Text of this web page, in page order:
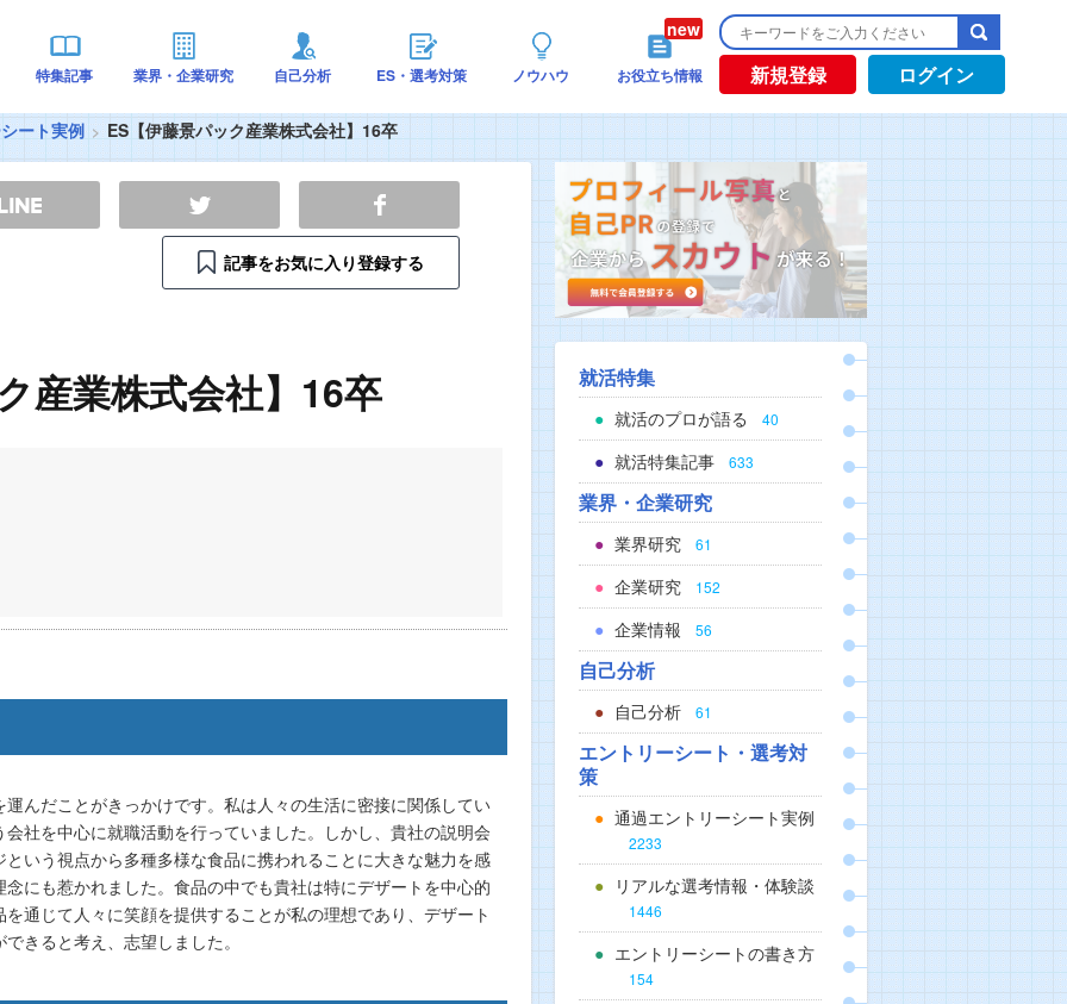
特集記事 業界・企業研究 自己分析 ES・選考対策 ノウハウ お役立ち情報 新規登録 ログイン
ート実例 ES【伊藤景パック産業株式会社】16卒
記事をお気に入り登録する
産業株式会社】16卒
んだことがきっかけです。私は人々の生活に密接に関係してい
社を中心に就職活動を行っていました。しかし、貴社の説明会
いう視点から多種多様な食品に携われることに大きな魅力を感
にも惹かれました。食品の中でも貴社は特にデザートを中心的
通じて人々に笑顔を提供することが私の理想であり、デザート
きると考え、志望しました。
就活特集
就活のプロが語る 40
就活特集記事 633
業界・企業研究
業界研究 61
企業研究 152
企業情報 56
自己分析
自己分析 61
エントリーシート・選考対
策
通過エントリーシート実例
2233
リアルな選考情報・体験談
1446
エントリーシートの書き方
154